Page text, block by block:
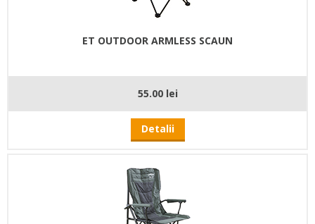
ET OUTDOOR ARMLESS SCAUN
55.00 lei
Detalii